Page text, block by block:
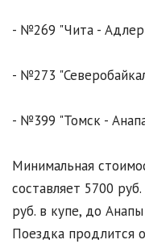
- №269 "Чита -
- №273
- №399 "Томск -
Минимальная
составляет 5700
руб. в купе, до
Поездка продлится